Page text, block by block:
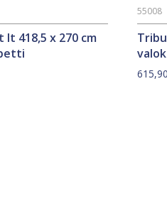
418,5 x 270 cm
55008